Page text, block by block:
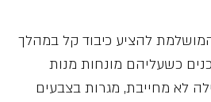
להציע כיבוד קל במהלך
כשעליהם מונחות מנות
לא מחייבת, מגרות בצבעים